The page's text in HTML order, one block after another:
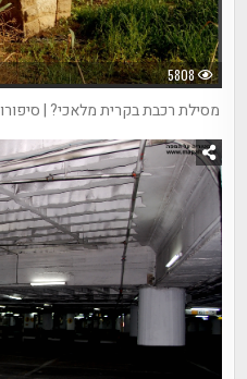
5808
מסילת רכבת בקרית מלאכי? |